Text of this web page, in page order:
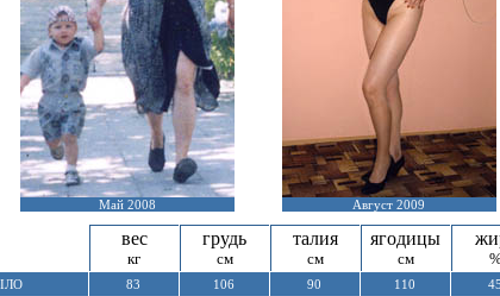
Май 2008 Август 2009
вес
кг
грудь
см
талия
см
ягодицы
см
83 106 90 110
45